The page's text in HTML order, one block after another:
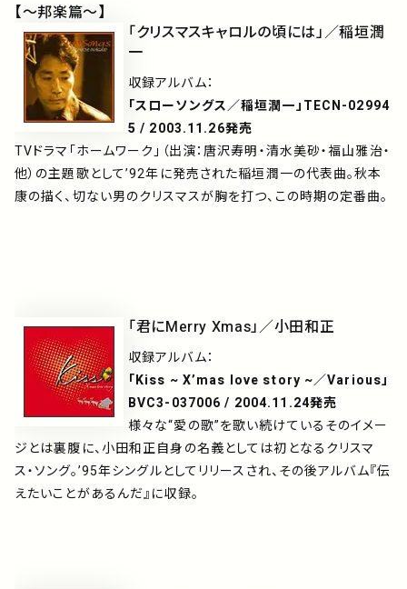
【～邦楽篇～】
「クリスマスキャロルの頃には」／稲垣潤
一
収録アルバム：
「スローソングス／稲垣潤一」TECN-02994
5 / 2003.11.26発売
TVドラマ「ホームワーク」（出演：唐沢寿明・清水美砂・福山雅治・
他）の主題歌として’92年に発売された稲垣潤一の代表曲。秋本
康の描く、切ない男のクリスマスが胸を打つ、この時期の定番曲。
「君にMerry Xmas」／小田和正
収録アルバム：
「Kiss ~ X’mas love story ~／Various」
BVC3-037006 / 2004.11.24発売
様々な“愛の歌”を歌い続けているそのイメー
ジとは裏腹に、小田和正自身の名義としては初となるクリスマ
ス・ソング。’95年シングルとしてリリースされ、その後アルバム『伝
えたいことがあるんだ』に収録。